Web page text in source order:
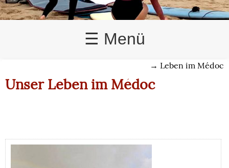
☰ Menü
→ Leben im Médoc
Unser Leben im Médoc